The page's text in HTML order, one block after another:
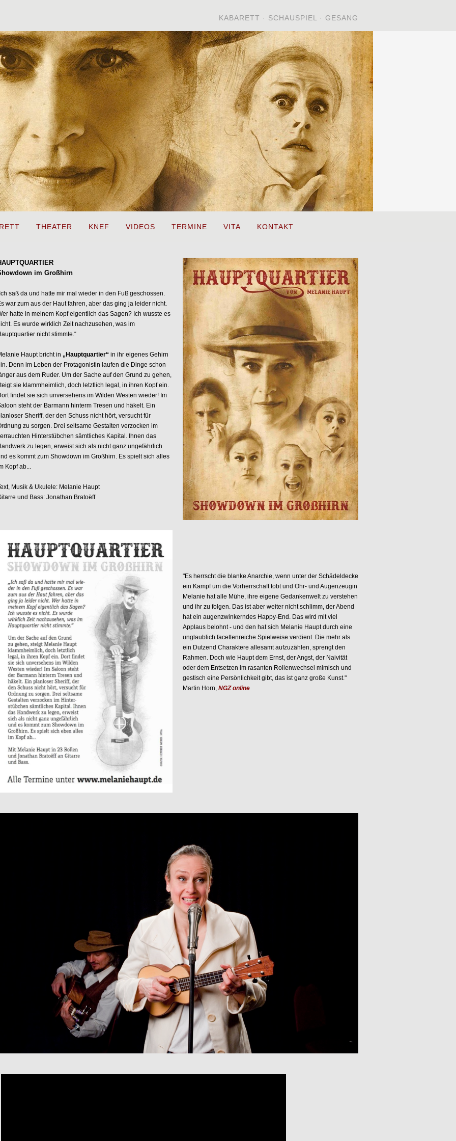
KABARETT · SCHAUSPIEL · GESANG
THEATER KNEF VIDEOS TERMINE VITA KONTAKT
im Großhirn
saß da und hatte mir mal wieder in den Fuß geschossen.
war zum aus der Haut fahren, aber das ging ja leider nicht.
hatte in meinem Kopf eigentlich das Sagen? Ich wusste es
Es wurde wirklich Zeit nachzusehen, was im
nicht stimmte.“
Haupt bricht in „Hauptquartier“ in ihr eigenes Gehirn
Denn im Leben der Protagonistin laufen die Dinge schon
aus dem Ruder. Um der Sache auf den Grund zu gehen,
sie klammheimlich, doch letztlich legal, in ihren Kopf ein.
findet sie sich unversehens im Wilden Westen wieder! Im
steht der Barmann hinterm Tresen und häkelt. Ein
Sheriff, der den Schuss nicht hört, versucht für
zu sorgen. Drei seltsame Gestalten verzocken im
Hinterstübchen sämtliches Kapital. Ihnen das
zu legen, erweist sich als nicht ganz ungefährlich
es kommt zum Showdown im Großhirn. Es spielt sich alles
Kopf ab...
Musik & Ukulele: Melanie Haupt
und Bass: Jonathan Bratoëff
"Es herrscht die blanke Anarchie, wenn unter der Schädeldecke
ein Kampf um die Vorherrschaft tobt und Ohr- und Augenzeugin
Melanie hat alle Mühe, ihre eigene Gedankenwelt zu verstehen
und ihr zu folgen. Das ist aber weiter nicht schlimm, der Abend
hat ein augenzwinkerndes Happy-End. Das wird mit viel
Applaus belohnt - und den hat sich Melanie Haupt durch eine
unglaublich facettenreiche Spielweise verdient. Die mehr als
ein Dutzend Charaktere allesamt aufzuzählen, sprengt den
Rahmen. Doch wie Haupt dem Ernst, der Angst, der Naivität
oder dem Entsetzen im rasanten Rollenwechsel mimisch und
gestisch eine Persönlichkeit gibt, das ist ganz große Kunst."
Martin Horn, NGZ online